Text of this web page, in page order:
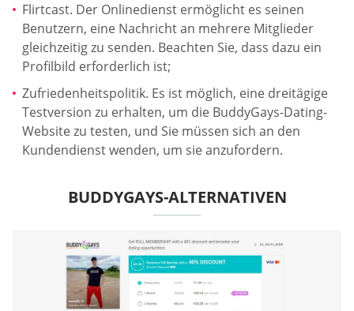
Flirtcast. Der Onlinedienst ermöglicht es seinen
Benutzern, eine Nachricht an mehrere Mitglieder
gleichzeitig zu senden. Beachten Sie, dass dazu ein
Profilbild erforderlich ist;
Zufriedenheitspolitik. Es ist möglich, eine dreitägige
Testversion zu erhalten, um die BuddyGays-Dating-
Website zu testen, und Sie müssen sich an den
Kundendienst wenden, um sie anzufordern.
BUDDYGAYS-ALTERNATIVEN